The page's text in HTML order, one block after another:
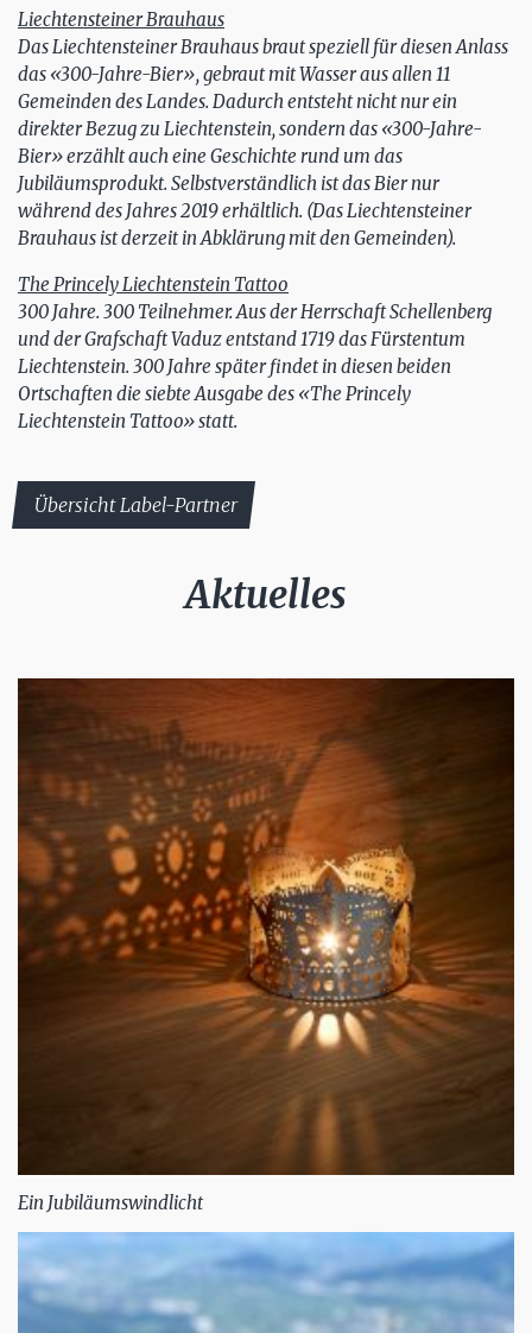
Liechtensteiner Brauhaus
Das Liechtensteiner Brauhaus braut speziell für diesen Anlass
das «300-Jahre-Bier», gebraut mit Wasser aus allen 11
Gemeinden des Landes. Dadurch entsteht nicht nur ein
direkter Bezug zu Liechtenstein, sondern das «300-Jahre-
Bier» erzählt auch eine Geschichte rund um das
Jubiläumsprodukt. Selbstverständlich ist das Bier nur
während des Jahres 2019 erhältlich. (Das Liechtensteiner
Brauhaus ist derzeit in Abklärung mit den Gemeinden).
The Princely Liechtenstein Tattoo
300 Jahre. 300 Teilnehmer. Aus der Herrschaft Schellenberg
und der Grafschaft Vaduz entstand 1719 das Fürstentum
Liechtenstein. 300 Jahre später findet in diesen beiden
Ortschaften die siebte Ausgabe des «The Princely
Liechtenstein Tattoo» statt.
Übersicht Label-Partner
Aktuelles
Ein Jubiläumswindlicht